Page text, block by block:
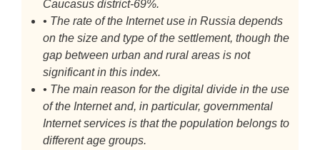
Caucasus district-69%.
• The rate of the Internet use in Russia depends
on the size and type of the settlement, though the
gap between urban and rural areas is not
significant in this index.
• The main reason for the digital divide in the use
of the Internet and, in particular, governmental
Internet services is that the population belongs to
different age groups.